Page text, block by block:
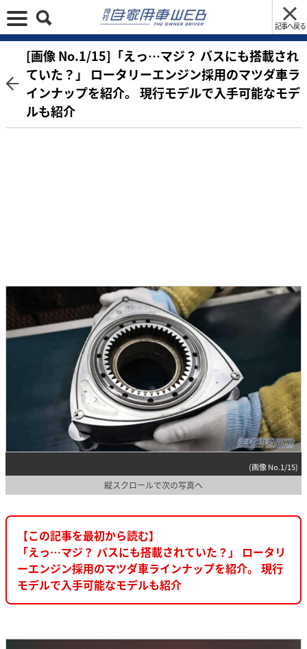
記事へ戻る
[画像 No.1/15]「えっ…マジ？ バスにも搭載され
ていた？」 ロータリーエンジン採用のマツダ車ラ
インナップを紹介。 現行モデルで入手可能なモデ
ルも紹介
(画像 No.1/15)
縦スクロールで次の写真へ
【この記事を最初から読む】
「えっ…マジ？ バスにも搭載されていた？」 ロータリ
ーエンジン採用のマツダ車ラインナップを紹介。 現行
モデルで入手可能なモデルも紹介